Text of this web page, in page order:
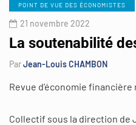
POINT DE VUE DES ÉCONOMISTES
21 novembre 2022
La soutenabilité
ParJean-Louis CHAMBON
Revue d’économie financière
Collectif sous la direction de